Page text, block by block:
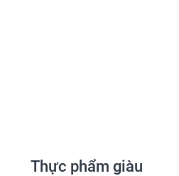
Thực phẩm giàu